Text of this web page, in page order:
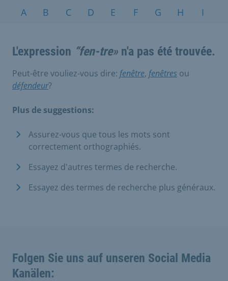
Sujets de A à Z
A B C D E F G H I
L'expression “fen-tre» n'a pas été trouvée.
Peut-être vouliez-vous dire: fenêtre, fenêtres ou
défendeur?
Plus de suggestions:
Assurez-vous que tous les mots sont
correctement orthographiés.
Essayez d'autres termes de recherche.
Essayez des termes de recherche plus généraux.
Folgen Sie uns auf unseren Social Media
Kanälen: